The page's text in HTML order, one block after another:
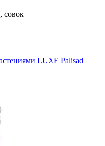
совок
LUXE Palisad